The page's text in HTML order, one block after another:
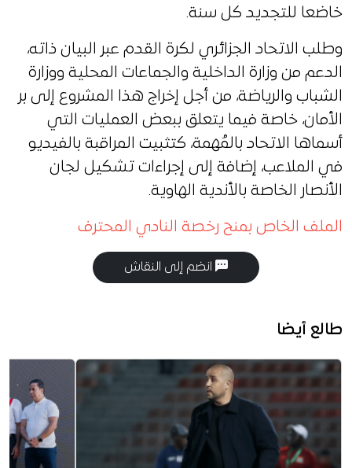
خاضعا للتجديد كل سنة.
وطلب الاتحاد الجزائري لكرة القدم عبر البيان ذاته،
الدعم من وزارة الداخلية والجماعات المحلية ووزارة
الشباب والرياضة، من أجل إخراج هذا المشروع إلى بر
الأمان، خاصة فيما يتعلق ببعض العمليات التي
أسماها الاتحاد بالمُهمة، كتثبيت المراقبة بالفيديو
في الملاعب، إضافة إلى إجراءات تشكيل لجان
الأنصار الخاصة بالأندية الهاوية.
الملف الخاص بمنح رخصة النادي المحترف
انضم إلى النقاش
طالع أيضا